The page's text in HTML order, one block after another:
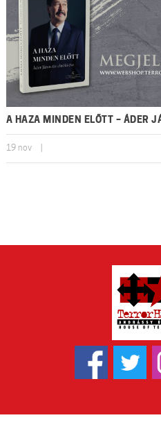
A HAZA MINDEN ELŐTT – ÁDER
19 nov